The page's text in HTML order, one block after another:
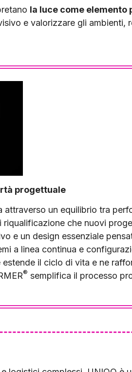
la luce come elemento
e valorizzare gli ambienti,
progettuale
attraverso un equilibrio tra
che nuovi
e un design essenziale
a linea continua e
il ciclo di vita e ne
® semplifica il processo